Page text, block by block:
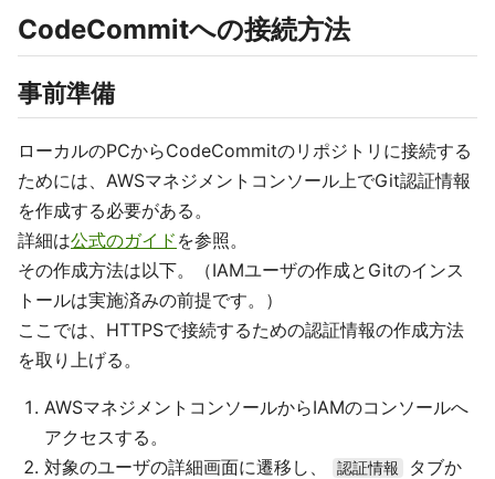
CodeCommitへの接続方法
事前準備
ローカルのPCからCodeCommitのリポジトリに接続する
ためには、AWSマネジメントコンソール上でGit認証情報
を作成する必要がある。
詳細は公式のガイド を参照。
その作成方法は以下。（IAMユーザの作成とGitのインス
トールは実施済みの前提です。）
ここでは、HTTPSで接続するための認証情報の作成方法
を取り上げる。
AWSマネジメントコンソールからIAMのコンソールへ
アクセスする。
対象のユーザの詳細画面に遷移し、
認証情報
タブか